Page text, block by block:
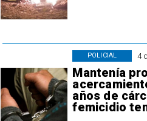
4
Mantenía
años de
femicidio
POLICIAL